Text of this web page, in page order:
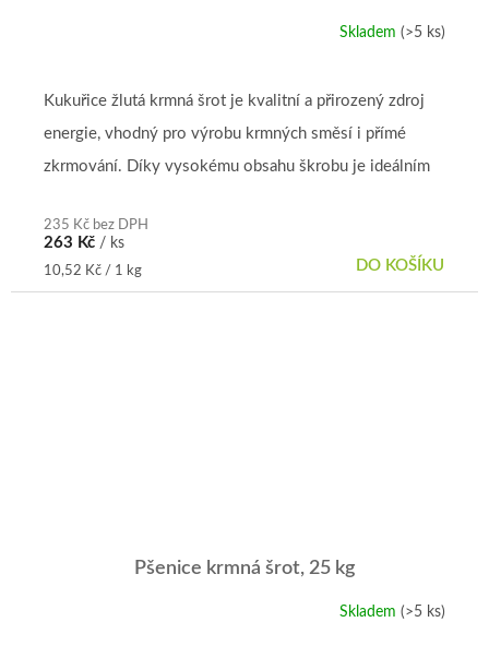
je
z
5
Skladem(>5 ks)
235 Kč bez DPH
263 Kč / ks
Měrná
cena:
10,52 Kč / 1 kg DO KOŠÍKU
Kukuřice žlutá krmná šrot je kvalitní a přirozený zdroj
energie, vhodný pro výrobu krmných směsí i přímé
zkrmování. Díky vysokému obsahu škrobu je ideálním
Pšenice krmná šrot, 25 kg
Skladem (>5 ks)